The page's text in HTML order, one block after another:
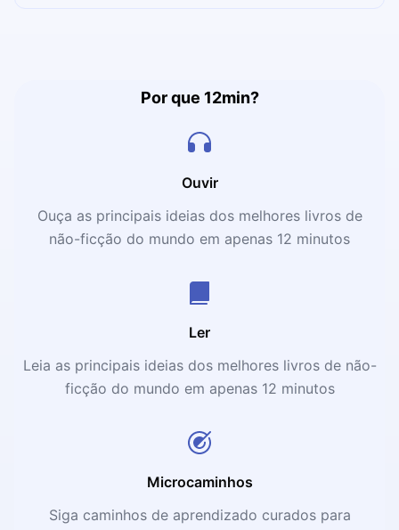
Por que 12min?
Ouvir
Ouça as principais ideias dos melhores livros de
não-ficção do mundo em apenas 12 minutos
Ler
Leia as principais ideias dos melhores livros de não-
ficção do mundo em apenas 12 minutos
Microcaminhos
Siga caminhos de aprendizado curados para